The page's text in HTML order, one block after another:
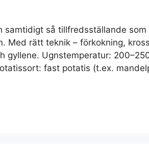
samtidigt så tillfredsställande
Med rätt teknik – förkokning,
Ugnstemperatur:
fast potatis (t.ex.